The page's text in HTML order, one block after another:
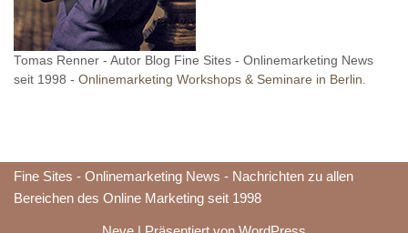
Tomas Renner - Autor Blog Fine Sites - Onlinemarketing News
seit 1998 - Onlinemarketing Workshops & Seminare in Berlin.
Fine Sites - Onlinemarketing News - Nachrichten zu allen
Bereichen des Online Marketing seit 1998